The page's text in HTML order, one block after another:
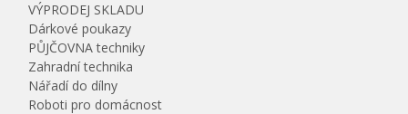
VÝPRODEJ SKLADU
Dárkové poukazy
PŮJČOVNA techniky
Zahradní technika
Nářadí do dílny
Roboti pro domácnost